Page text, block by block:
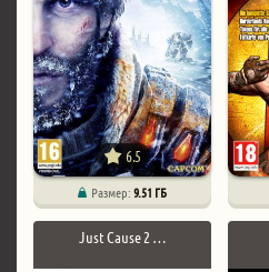
6.5
Размер:9.51 ГБ
Just Cause 2 …